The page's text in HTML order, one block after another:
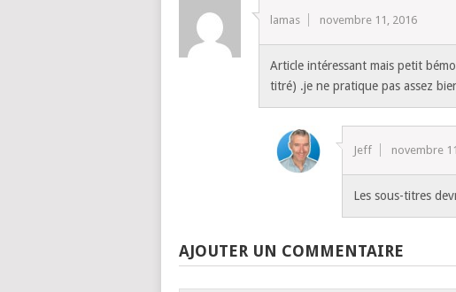
lamas novembre 11, 2016
Article intéressant mais petit
titré) .je ne pratique pas assez
Jeff novembre
Les sous-titres
AJOUTER UN COMMENTAIRE